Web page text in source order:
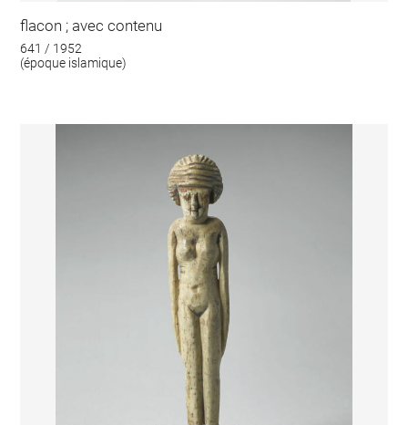
flacon ; avec contenu
641 / 1952
(époque islamique)